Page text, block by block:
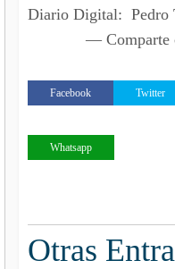
Diario Digital: Pedro
—
Facebook Twitter
Whatsapp
Otras